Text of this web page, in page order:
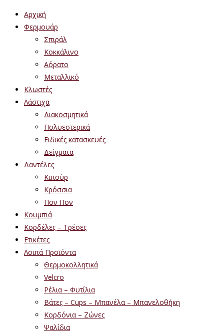
Αρχική
Φερμουάρ
Σπιράλ
Κοκκάλινο
Αόρατο
Μεταλλικό
Κλωστές
Λάστιχα
Διακοσμητικά
Πολυεστερικά
Ειδικές κατασκευές
Δείγματα
Δαντέλες
Κιπούρ
Κρόσσια
Πον Πον
Κουμπιά
Κορδέλες – Τρέσες
Ετικέτες
Λοιπά Προϊόντα
Θερμοκολλητικά
Velcro
Ρέλια – Φυτίλια
Βάτες – Cups – Μπανέλα – Μπανελοθήκη
Κορδόνια – Ζώνες
Ψαλίδια